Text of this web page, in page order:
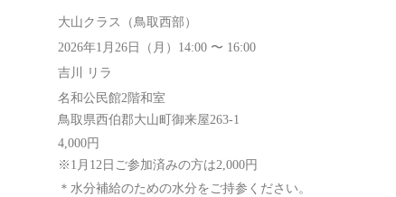
大山クラス（鳥取西部）
2026年1月26日（月）14:00 〜 16:00
吉川 リラ
名和公民館2階和室
鳥取県西伯郡大山町御来屋263-1
4,000円
※1月12日ご参加済みの方は2,000円
＊水分補給のための水分をご持参ください。